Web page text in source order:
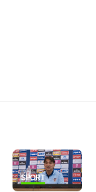
SPORT